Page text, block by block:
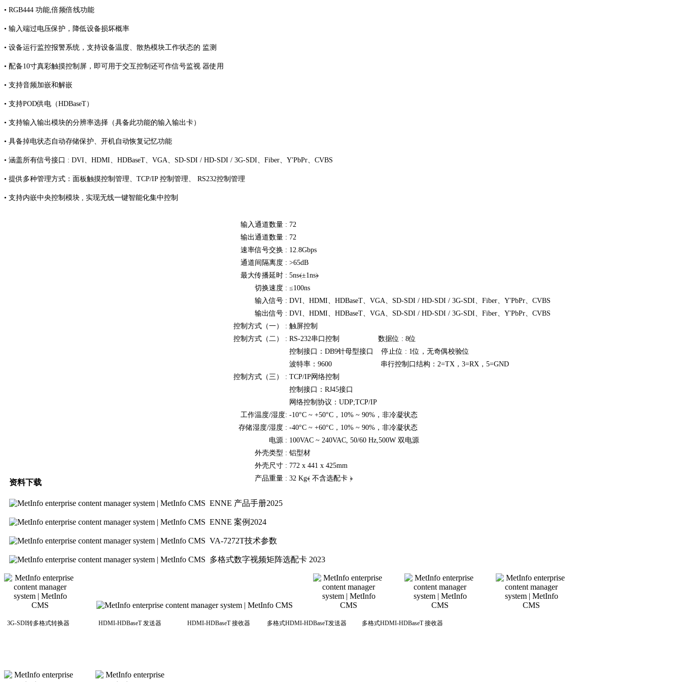
• RGB444 功能,倍频倍线功能
• 输入端过电压保护，降低设备损坏概率
• 设备运行监控报警系统，支持设备温度、散热模块工作状态的 监测
• 配备10寸真彩触摸控制屏，即可用于交互控制还可作信号监视 器使用
• 支持音频加嵌和解嵌
• 支持POD供电（HDBaseT）
• 支持输入输出模块的分辨率选择（具备此功能的输入输出卡）
• 具备掉电状态自动存储保护、开机自动恢复记忆功能
• 涵盖所有信号接口 : DVI、HDMI、HDBaseT、VGA、SD‐SDI / HD‐SDI / 3G‐SDI、Fiber、Y'PbPr、CVBS
• 提供多种管理方式：面板触摸控制管理、TCP/IP 控制管理、 RS232控制管理
• 支持内嵌中央控制模块 , 实现无线一键智能化集中控制
输入通道数量 : 72
输出通道数量 : 72
速率信号交换 : 12.8Gbps
通道间隔离度 : >65dB
最大传播延时 : 5ns﴾±1ns﴿
切换速度 : ≤100ns
输入信号 : DVI、HDMI、HDBaseT、VGA、SD‐SDI / HD‐SDI / 3G‐SDI、Fiber、Y'PbPr、CVBS
输出信号 : DVI、HDMI、HDBaseT、VGA、SD‐SDI / HD‐SDI / 3G‐SDI、Fiber、Y'PbPr、CVBS
控制方式（一） : 触屏控制
控制方式（二） : RS‐232串口控制 数据位 : 8位
控制接口：DB9针母型接口 停止位 : 1位，无奇偶校验位
波特率：9600 串行控制口结构：2=TX，3=RX，5=GND
控制方式（三） : TCP/IP网络控制
控制接口：RJ45接口
网络控制协议：UDP;TCP/IP
工作温度/湿度: ‐10°C ~ +50°C，10% ~ 90%，非冷凝状态
存储湿度/湿度 : ‐40°C ~ +60°C，10% ~ 90%，非冷凝状态
电源 : 100VAC ~ 240VAC, 50/60 Hz,500W 双电源
外壳类型 : 铝型材
外壳尺寸 : 772 x 441 x 425mm
产品重量 : 32 Kg﴾ 不含选配卡 ﴿ 资料下载
ENNE 产品手册2025
ENNE 案例2024
VA-7272T技术参数
多格式数字视频矩阵选配卡 2023
3G-SDI转多格式转换器 HDMI-HDBaseT 发送器 HDMI-HDBaseT 接收器 多格式HDMI-HDBaseT发送器 多格式HDMI-HDBaseT 接收器